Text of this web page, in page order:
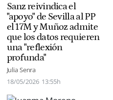
Sanz reivindica el
"apoyo" de Sevilla al PP
el 17M y Muñoz admite
que los datos requieren
una "reflexión
profunda"
Julia Senra
18/05/2026 13:55h